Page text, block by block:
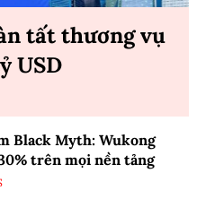
tất thương vụ
USD
Black Myth: Wukong
trên mọi nền tảng